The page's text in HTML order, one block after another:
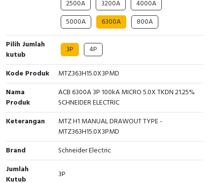
Cable Operated Switch
Signalling Columns
Safety Sensors
Pressure Switch
Ultrasonic & Rotary Encoder
Inductive Sensors
Photoelectric
2500A
3200A
4000A
5000A
6300A
800A
Pilih Jumlah
kutub
3P 4P
Kode Produk
MTZ363H15.0X3PMD
Nama
Produk
ACB 6300A 3P 100kA MICRO 5.0X TKDN 21.25%
SCHNEIDER ELECTRIC
Keterangan
MTZ H1 MANUAL DRAWOUT TYPE -
MTZ363H15.0X3PMD
Brand
Schneider Electric
Jumlah
Kutub
3P